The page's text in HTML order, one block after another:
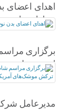
اهدای اعضای
بیماران
برگزاری
اسدی نژاد»
آمریکای
مدیرعامل